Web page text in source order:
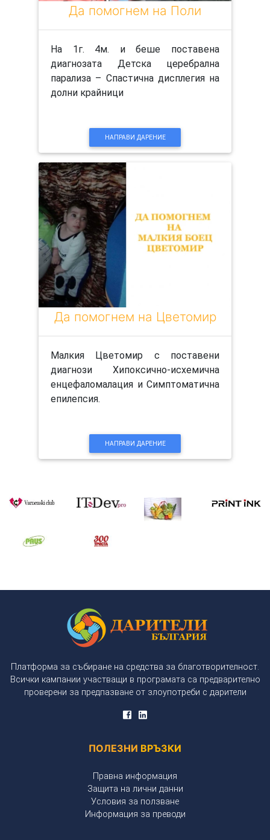
Да помогнем на Поли
На 1г. 4м. и беше поставена
диагнозата Детска церебрална
парализа – Спастична дисплегия на
долни крайници
НАПРАВИ ДАРЕНИЕ
Да помогнем на Цветомир
Малкия Цветомир с поставени
диагнози Хипоксично-исхемична
енцефаломалация и Симптоматична
епилепсия.
НАПРАВИ ДАРЕНИЕ
Платформа за събиране на средства за благотворителност.
Всички кампании участващи в програмата са предварително
проверени за предпазване от злоупотреби с дарители
ПОЛЕЗНИ ВРЪЗКИ
Правна информация
Защита на лични данни
Условия за ползване
Информация за преводи